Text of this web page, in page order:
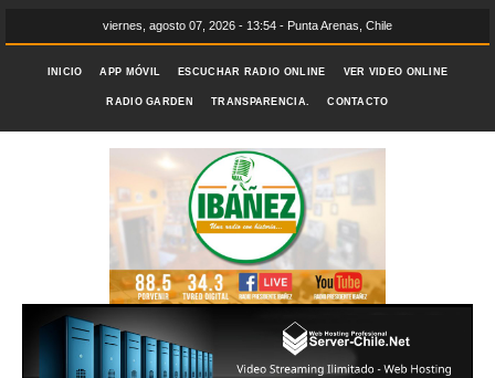
viernes, agosto 07, 2026 - 13:54 - Punta Arenas, Chile
INICIO APP MÓVIL ESCUCHAR RADIO ONLINE VER VIDEO ONLINE
RADIO GARDEN TRANSPARENCIA. CONTACTO